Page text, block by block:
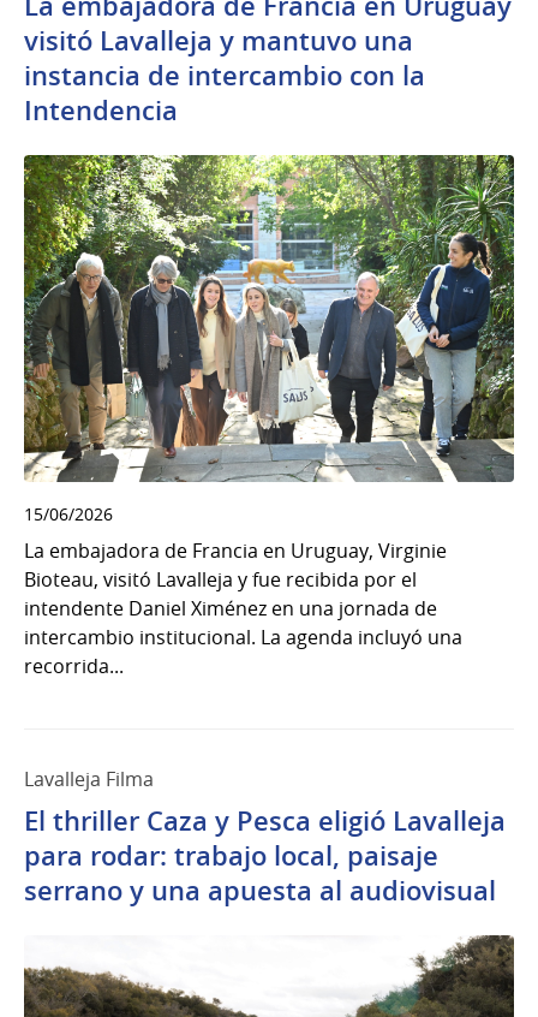
visitó Lavalleja y mantuvo una
instancia de intercambio con la
Intendencia
15/06/2026
La embajadora de Francia en Uruguay, Virginie
Bioteau, visitó Lavalleja y fue recibida por el
intendente Daniel Ximénez en una jornada de
intercambio institucional. La agenda incluyó una
recorrida...
Lavalleja Filma
El thriller Caza y Pesca eligió Lavalleja
para rodar: trabajo local, paisaje
serrano y una apuesta al audiovisual